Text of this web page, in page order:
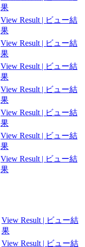
果
View Result | ビュー結
果
View Result | ビュー結
果
View Result | ビュー結
果
View Result | ビュー結
果
View Result | ビュー結
果
View Result | ビュー結
果
View Result | ビュー結
果
View Result | ビュー結
果
View Result | ビュー結